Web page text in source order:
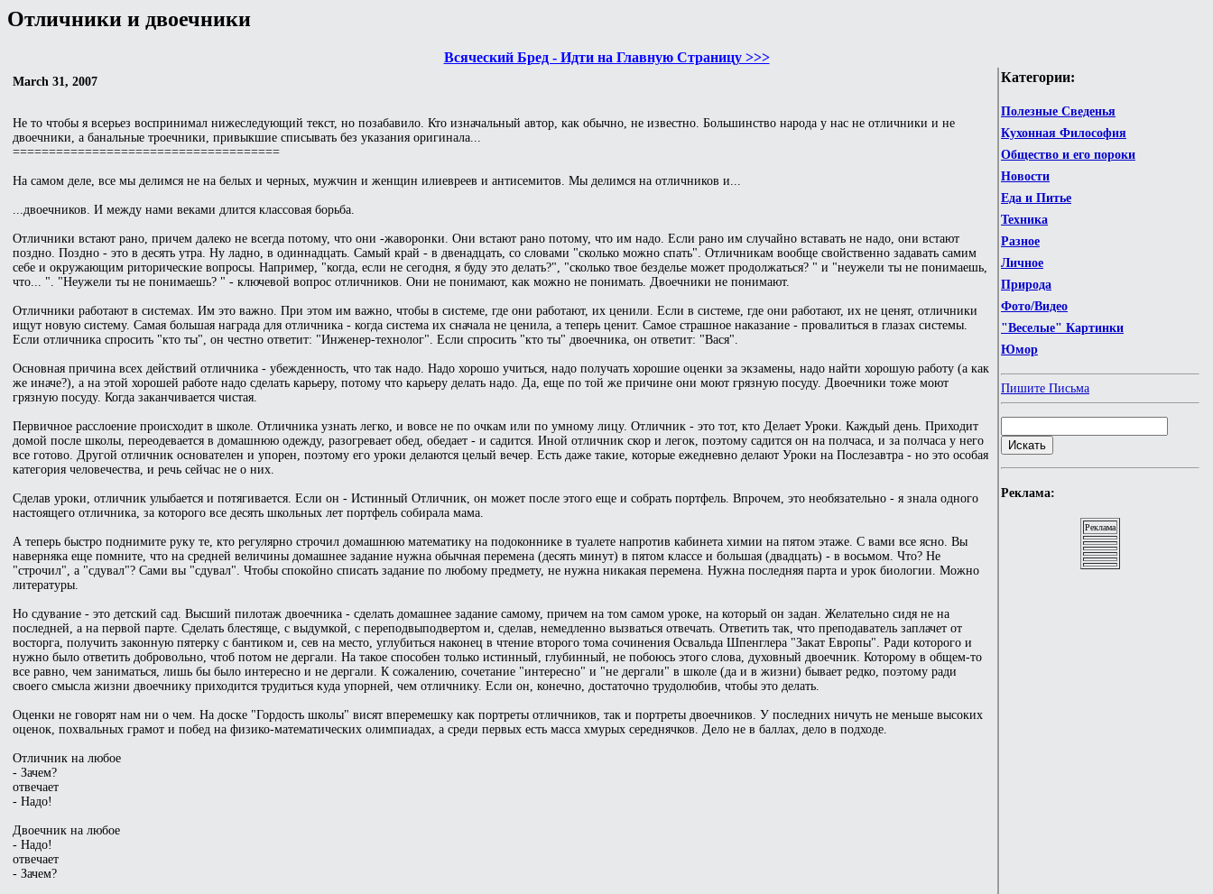
Отличники и двоечники
Всяческий Бред - Идти на Главную Страницу >>>
Категории:
Полезные Сведенья
Кухонная Философия
Общество и его пороки
Новости
Еда и Питье
Техника
Разное
Личное
Природа
Фото/Видео
"Веселые" Картинки
Юмор
Пишите Письма
Реклама:
Реклама
March 31, 2007
Не то чтобы я всерьез воспринимал нижеследующий текст, но позабавило. Кто изначальный автор, как обычно, не известно. Большинство народа у нас не отличники и не
двоечники, а банальные троечники, привыкшие списывать без указания оригинала...
=====================================
На самом деле, все мы делимся не на белых и черных, мужчин и женщин илиевреев и антисемитов. Мы делимся на отличников и...
...двоечников. И между нами веками длится классовая борьба.
Отличники встают рано, причем далеко не всегда потому, что они -жаворонки. Они встают рано потому, что им надо. Если рано им случайно вставать не надо, они встают
поздно. Поздно - это в десять утра. Ну ладно, в одиннадцать. Самый край - в двенадцать, со словами "сколько можно спать". Отличникам вообще свойственно задавать самим
себе и окружающим риторические вопросы. Например, "когда, если не сегодня, я буду это делать?", "сколько твое безделье может продолжаться? " и "неужели ты не понимаешь,
что... ". "Неужели ты не понимаешь? " - ключевой вопрос отличников. Они не понимают, как можно не понимать. Двоечники не понимают.
Отличники работают в системах. Им это важно. При этом им важно, чтобы в системе, где они работают, их ценили. Если в системе, где они работают, их не ценят, отличники
ищут новую систему. Самая большая награда для отличника - когда система их сначала не ценила, а теперь ценит. Самое страшное наказание - провалиться в глазах системы.
Если отличника спросить "кто ты", он честно ответит: "Инженер-технолог". Если спросить "кто ты" двоечника, он ответит: "Вася".
Основная причина всех действий отличника - убежденность, что так надо. Надо хорошо учиться, надо получать хорошие оценки за экзамены, надо найти хорошую работу (а как
же иначе?), а на этой хорошей работе надо сделать карьеру, потому что карьеру делать надо. Да, еще по той же причине они моют грязную посуду. Двоечники тоже моют
грязную посуду. Когда заканчивается чистая.
Первичное расслоение происходит в школе. Отличника узнать легко, и вовсе не по очкам или по умному лицу. Отличник - это тот, кто Делает Уроки. Каждый день. Приходит
домой после школы, переодевается в домашнюю одежду, разогревает обед, обедает - и садится. Иной отличник скор и легок, поэтому садится он на полчаса, и за полчаса у него
все готово. Другой отличник основателен и упорен, поэтому его уроки делаются целый вечер. Есть даже такие, которые ежедневно делают Уроки на Послезавтра - но это особая
категория человечества, и речь сейчас не о них.
Сделав уроки, отличник улыбается и потягивается. Если он - Истинный Отличник, он может после этого еще и собрать портфель. Впрочем, это необязательно - я знала одного
настоящего отличника, за которого все десять школьных лет портфель собирала мама.
А теперь быстро поднимите руку те, кто регулярно строчил домашнюю математику на подоконнике в туалете напротив кабинета химии на пятом этаже. С вами все ясно. Вы
наверняка еще помните, что на средней величины домашнее задание нужна обычная перемена (десять минут) в пятом классе и большая (двадцать) - в восьмом. Что? Не
"строчил", а "сдувал"? Сами вы "сдувал". Чтобы спокойно списать задание по любому предмету, не нужна никакая перемена. Нужна последняя парта и урок биологии. Можно
литературы.
Но сдувание - это детский сад. Высший пилотаж двоечника - сделать домашнее задание самому, причем на том самом уроке, на который он задан. Желательно сидя не на
последней, а на первой парте. Сделать блестяще, с выдумкой, с переподвыподвертом и, сделав, немедленно вызваться отвечать. Ответить так, что преподаватель заплачет от
восторга, получить законную пятерку с бантиком и, сев на место, углубиться наконец в чтение второго тома сочинения Освальда Шпенглера "Закат Европы". Ради которого и
нужно было ответить добровольно, чтоб потом не дергали. На такое способен только истинный, глубинный, не побоюсь этого слова, духовный двоечник. Которому в общем-то
все равно, чем заниматься, лишь бы было интересно и не дергали. К сожалению, сочетание "интересно" и "не дергали" в школе (да и в жизни) бывает редко, поэтому ради
своего смысла жизни двоечнику приходится трудиться куда упорней, чем отличнику. Если он, конечно, достаточно трудолюбив, чтобы это делать.
Оценки не говорят нам ни о чем. На доске "Гордость школы" висят вперемешку как портреты отличников, так и портреты двоечников. У последних ничуть не меньше высоких
оценок, похвальных грамот и побед на физико-математических олимпиадах, а среди первых есть масса хмурых середнячков. Дело не в баллах, дело в подходе.
Отличник на любое
- Зачем?
отвечает
- Надо!
Двоечник на любое
- Надо!
отвечает
- Зачем?